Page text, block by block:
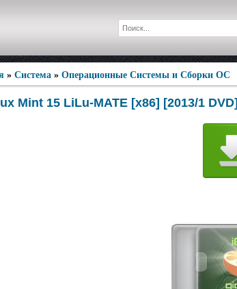
» Система » Операционные Системы и Сборки ОС
Mint 15 LiLu-MATE [x86] [2013/1 DVD]